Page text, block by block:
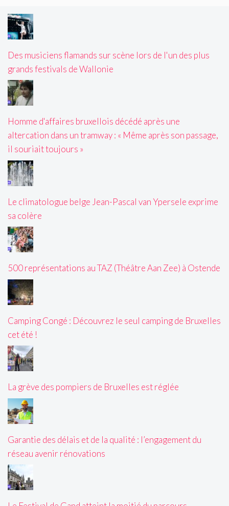
Des musiciens flamands sur scène lors de l'un des plus
grands festivals de Wallonie
Homme d'affaires bruxellois décédé après une
altercation dans un tramway : « Même après son passage,
il souriait toujours »
Le climatologue belge Jean-Pascal van Ypersele exprime
sa colère
500 représentations au TAZ (Théâtre Aan Zee) à Ostende
Camping Congé : Découvrez le seul camping de Bruxelles
cet été !
La grève des pompiers de Bruxelles est réglée
Garantie des délais et de la qualité : l’engagement du
réseau avenir rénovations